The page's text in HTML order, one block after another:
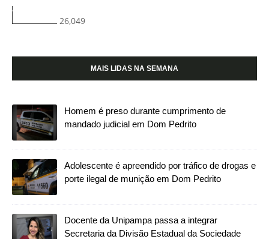
26,049
MAIS LIDAS NA SEMANA
Homem é preso durante cumprimento de
mandado judicial em Dom Pedrito
Adolescente é apreendido por tráfico de drogas e
porte ilegal de munição em Dom Pedrito
Docente da Unipampa passa a integrar
Secretaria da Divisão Estadual da Sociedade